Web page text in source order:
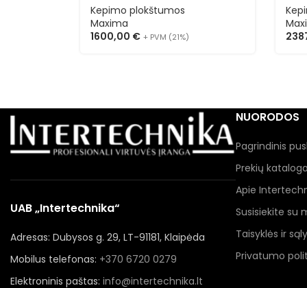
Kepimo plokštumos
Maxima
1600,00 € + PVM (21%)
UAB „Intertechnika“
Adresas: Dubysos g. 29, LT-91181, Klaipėda
Mobilus telefonas: +370 6720 0279
Elektroninis paštas: info@intertechnika.lt
NUORODOS
Pagrindinis
Prekių
Apie
Susisiekite su
Taisyklės ir
Privatumo